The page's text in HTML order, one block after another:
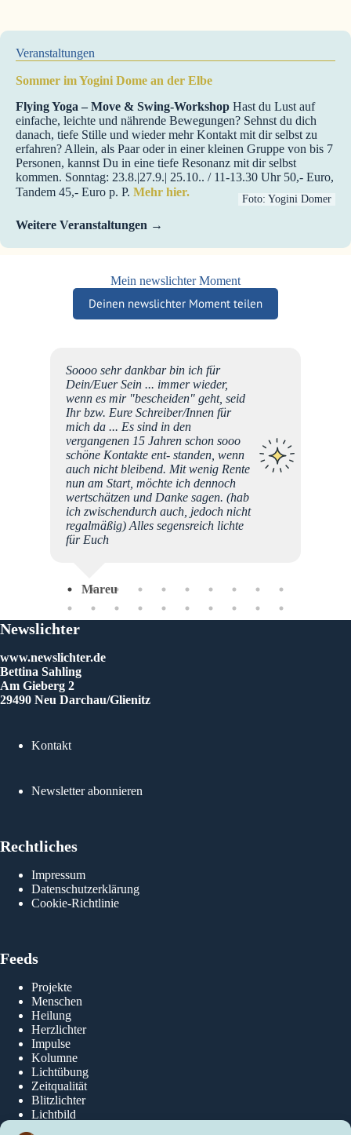
Veranstaltungen
Sommer im Yogini Dome an der Elbe
Flying Yoga – Move & Swing-Workshop Hast du Lust auf
einfache, leichte und nährende Bewegungen? Sehnst du dich
danach, tiefe Stille und wieder mehr Kontakt mit dir selbst zu
erfahren? Allein, als Paar oder in einer kleinen Gruppe von bis 7
Personen, kannst Du in eine tiefe Resonanz mit dir selbst
kommen. Sonntag: 23.8.|27.9.| 25.10.. / 11-13.30 Uhr 50,- Euro,
Tandem 45,- Euro p. P. Mehr hier.
Foto: Yogini Domer
Weitere Veranstaltungen
Mein newslichter Moment
Deinen newslichter Moment teilen
Soooo sehr dankbar bin ich für
Dein/Euer Sein ... immer wieder,
wenn es mir "bescheiden" geht, seid
Ihr bzw. Eure Schreiber/Innen für
mich da ... Es sind in den
vergangenen 15 Jahren schon sooo
schöne Kontakte ent- standen, wenn
auch nicht bleibend. Mit wenig Rente
nun am Start, möchte ich dennoch
wertschätzen und Danke sagen. (hab
ich zwischendurch auch, jedoch nicht
regalmäßig) Alles segensreich lichte
für Euch
Mareu
Newslichter
www.newslichter.de
Bettina Sahling
Am Gieberg 2
29490 Neu Darchau/Glienitz
Kontakt
Newsletter abonnieren
Rechtliches
Impressum
Datenschutzerklärung
Cookie-Richtlinie
Feeds
Projekte
Menschen
Heilung
Herzlichter
Impulse
Kolumne
Lichtübung
Zeitqualität
Blitzlichter
Lichtbild